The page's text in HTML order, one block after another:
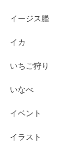
イージス艦
イカ
いちご狩り
いなべ
イベント
イラスト